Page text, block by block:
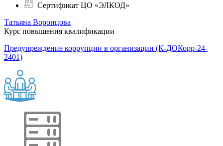
Сертификат ЦО «ЭЛКОД»
Татьяна Воронцова
Курс повышения квалификации
Предупреждение коррупции в организации (К-ДОКорр-24-
2401)